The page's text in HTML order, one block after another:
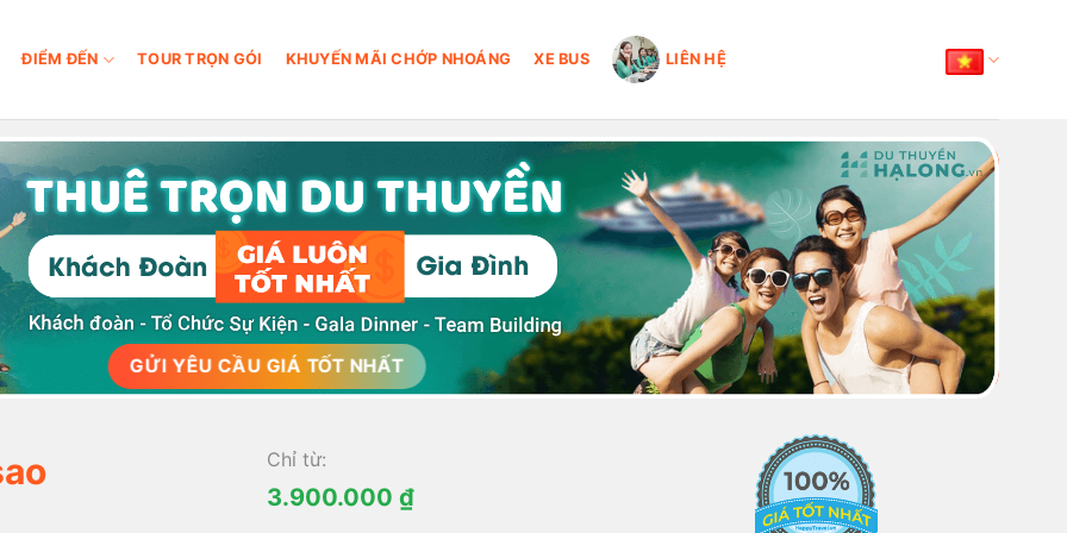
ĐIỂM ĐẾN TOUR TRỌN GÓI KHUYẾN MÃI CHỚP NHOÁNG XE BUS LIÊN HỆ
GỬI YÊU CẦU GIÁ TỐT NHẤT
Chỉ từ:
3.900.000 ₫